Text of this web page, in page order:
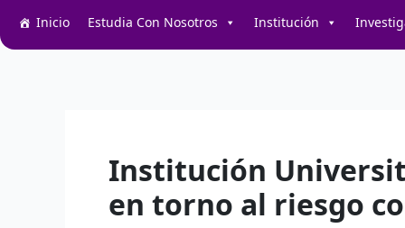
Inicio Estudia Con Nosotros Institución
Institución
en torno al riesgo